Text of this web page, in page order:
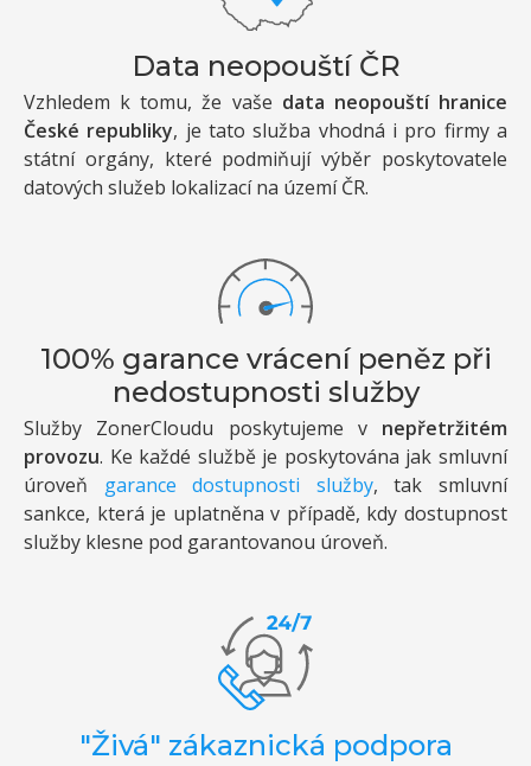
Data neopouští ČR
Vzhledem k tomu, že vaše data neopouští hranice
České republiky, je tato služba vhodná i pro firmy a
státní orgány, které podmiňují výběr poskytovatele
datových služeb lokalizací na území ČR.
100% garance vrácení peněz při
nedostupnosti služby
Služby ZonerCloudu poskytujeme v nepřetržitém
provozu. Ke každé službě je poskytována jak smluvní
úroveň garance dostupnosti služby, tak smluvní
sankce, která je uplatněna v případě, kdy dostupnost
služby klesne pod garantovanou úroveň.
"Živá" zákaznická podpora